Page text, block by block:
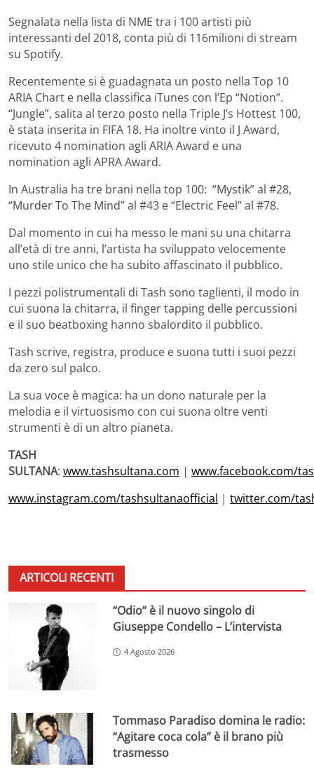
Segnalata nella lista di NME tra i 100 artisti più
interessanti del 2018, conta più di 116milioni di stream
su Spotify.
Recentemente si è guadagnata un posto nella Top 10
ARIA Chart e nella classifica iTunes con l’Ep “Notion”.
“Jungle”, salita al terzo posto nella Triple J’s Hottest 100,
è stata inserita in FIFA 18. Ha inoltre vinto il J Award,
ricevuto 4 nomination agli ARIA Award e una
nomination agli APRA Award.
In Australia ha tre brani nella top 100: “Mystik” al #28,
“Murder To The Mind” al #43 e “Electric Feel” al #78.
Dal momento in cui ha messo le mani su una chitarra
all’età di tre anni, l’artista ha sviluppato velocemente
uno stile unico che ha subito affascinato il pubblico.
I pezzi polistrumentali di Tash sono taglienti, il modo in
cui suona la chitarra, il finger tapping delle percussioni
e il suo beatboxing hanno sbalordito il pubblico.
Tash scrive, registra, produce e suona tutti i suoi pezzi
da zero sul palco.
La sua voce è magica: ha un dono naturale per la
melodia e il virtuosismo con cui suona oltre venti
strumenti è di un altro pianeta.
TASH
SULTANA: www.tashsultana.com | www.facebook.com/
www.instagram.com/tashsultanaofficial | twitter.com/
ARTICOLI RECENTI
“Odio” è il nuovo singolo di
Giuseppe Condello – L’intervista
4 Agosto 2026
Tommaso Paradiso domina le radio:
“Agitare coca cola” è il brano più
trasmesso